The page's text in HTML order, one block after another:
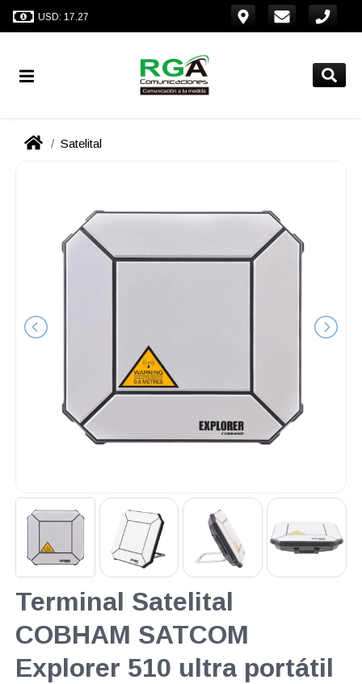
USD: 17.27
Satelital
Terminal Satelital
COBHAM SATCOM
Explorer 510 ultra portátil